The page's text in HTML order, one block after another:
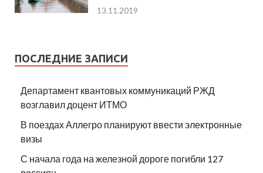
13.11.2019
ПОСЛЕДНИЕ ЗАПИСИ
Департамент квантовых коммуникаций РЖД
возглавил доцент ИТМО
В поездах Аллегро планируют ввести электронные
визы
С начала года на железной дороге погибли 127